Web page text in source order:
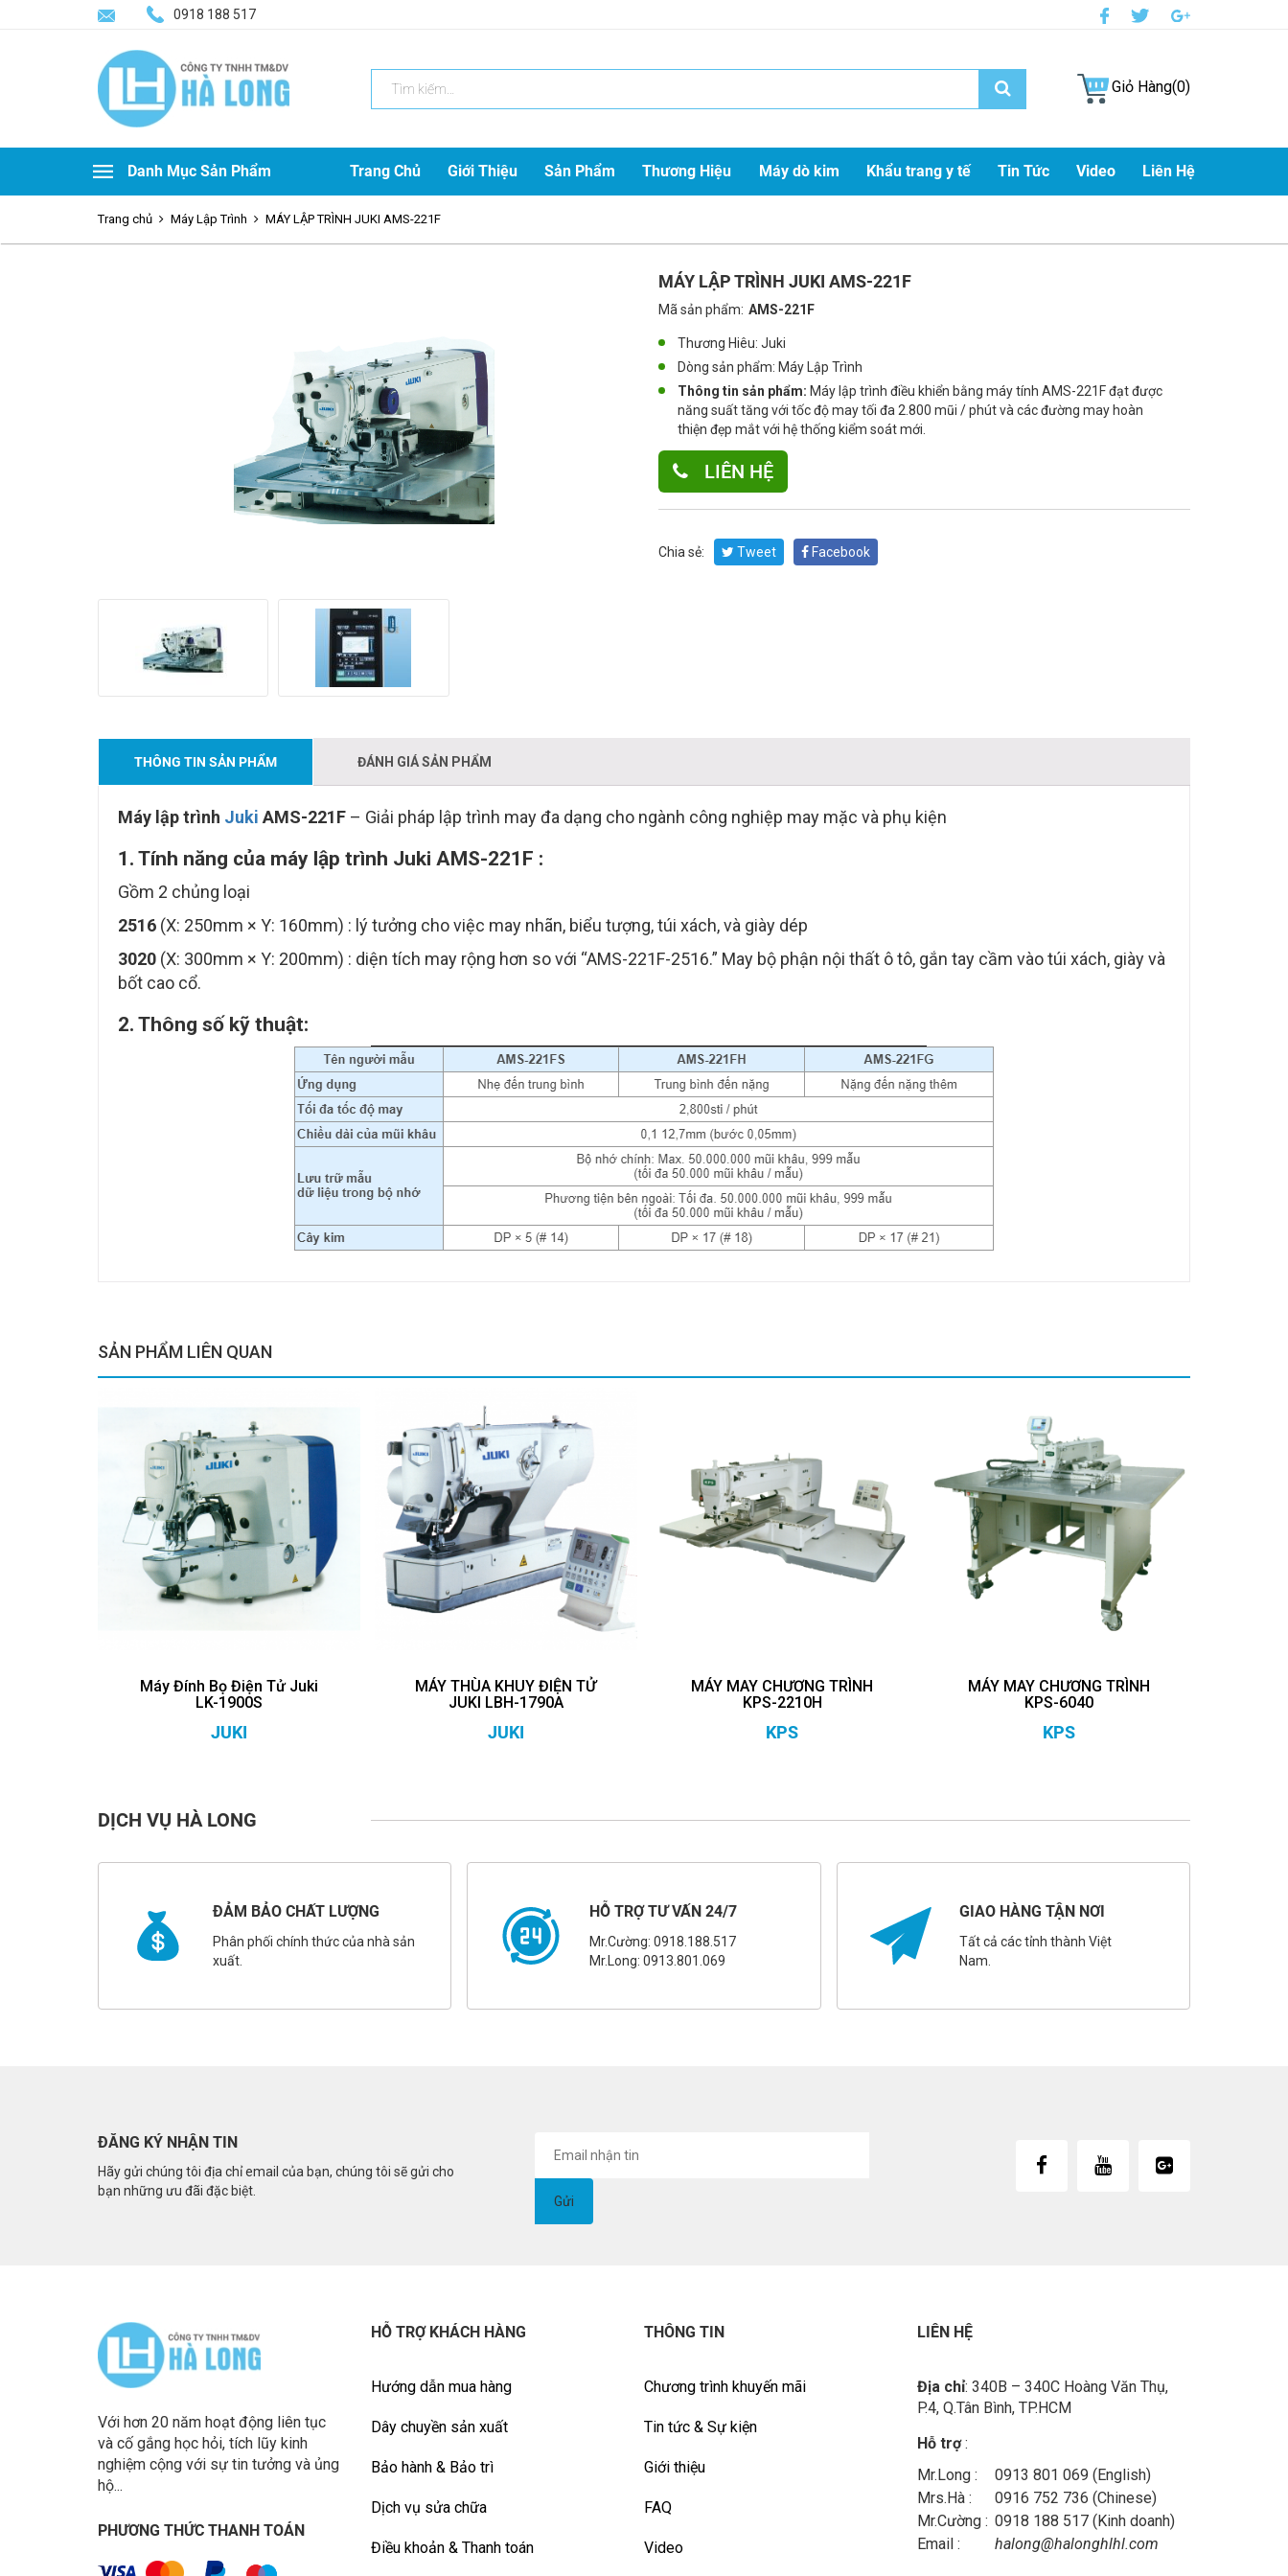
0918 188 517
Giỏ Hàng(0)
Danh Mục Sản Phẩm Trang Chủ Giới Thiệu Sản Phẩm Thương Hiệu Máy dò kim Khẩu trang y tế Tin Tức Video Liên Hệ
Trang chủ Máy Lập Trình MÁY LẬP TRÌNH JUKI AMS-221F
MÁY LẬP TRÌNH JUKI AMS-221F
Mã sản phẩm: AMS-221F
Thương Hiêu: Juki
Dòng sản phẩm: Máy Lập Trình
Thông tin sản phẩm: Máy lập trình điều khiển bằng máy tính AMS-221F đạt được
năng suất tăng với tốc độ may tối đa 2.800 mũi / phút và các đường may hoàn
thiện đẹp mắt với hệ thống kiểm soát mới.
LIÊN HỆ
Chia sẻ: Tweet Facebook
THÔNG TIN SẢN PHẨM ĐÁNH GIÁ SẢN PHẨM
Máy lập trình Juki AMS-221F – Giải pháp lập trình may đa dạng cho ngành công nghiệp may mặc và phụ kiện
1. Tính năng của máy lập trình Juki AMS-221F :
Gồm 2 chủng loại
2516 (X: 250mm × Y: 160mm) : lý tưởng cho việc may nhãn, biểu tượng, túi xách, và giày dép
3020 (X: 300mm × Y: 200mm) : diện tích may rộng hơn so với “AMS-221F-2516.” May bộ phận nội thất ô tô, gắn tay cầm vào túi xách, giày và
bốt cao cổ.
2. Thông số kỹ thuật:
SẢN PHẨM LIÊN QUAN
Máy Đính Bọ Điện Tử Juki
LK-1900S
JUKI
MÁY THÙA KHUY ĐIỆN TỬ
JUKI LBH-1790A
JUKI
MÁY MAY CHƯƠNG TRÌNH
KPS-2210H
KPS
MÁY MAY CHƯƠNG TRÌNH
KPS-6040
KPS
DỊCH VỤ HÀ LONG
ĐẢM BẢO CHẤT LƯỢNG
Phân phối chính thức của nhà sản
xuất.
HỖ TRỢ TƯ VẤN 24/7
Mr.Cường: 0918.188.517
Mr.Long: 0913.801.069
GIAO HÀNG TẬN NƠI
Tất cả các tỉnh thành Việt
Nam.
ĐĂNG KÝ NHẬN TIN
Hãy gửi chúng tôi địa chỉ email của bạn, chúng tôi sẽ gửi cho
bạn những ưu đãi đặc biệt.
Với hơn 20 năm hoạt động liên tục
và cố gắng học hỏi, tích lũy kinh
nghiệm cộng với sự tin tưởng và ủng
hộ...
PHƯƠNG THỨC THANH TOÁN
HỖ TRỢ KHÁCH HÀNG
Hướng dẫn mua hàng
Dây chuyền sản xuất
Bảo hành & Bảo trì
Dịch vụ sửa chữa
Điều khoản & Thanh toán
THÔNG TIN
Chương trình khuyến mãi
Tin tức & Sự kiện
Giới thiệu
FAQ
Video
LIÊN HỆ
Địa chỉ: 340B – 340C Hoàng Văn Thụ,
P.4, Q.Tân Bình, TP.HCM
Hỗ trợ:
Mr.Long :
0913 801 069 (English)
Mrs.Hà :
0916 752 736 (Chinese)
Mr.Cường : 0918 188 517 (Kinh doanh)
Email :
halong@halonghlhl.com